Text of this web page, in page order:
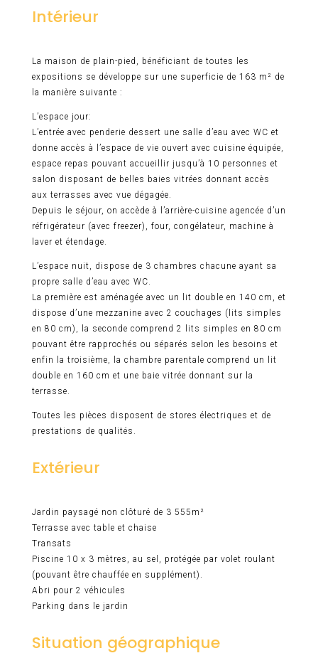
Intérieur
La maison de plain-pied, bénéficiant de toutes les
expositions se développe sur une superficie de 163 m² de
la manière suivante :
L’espace jour:
L’entrée avec penderie dessert une salle d’eau avec WC et
donne accès à l’espace de vie ouvert avec cuisine équipée,
espace repas pouvant accueillir jusqu’à 10 personnes et
salon disposant de belles baies vitrées donnant accès
aux terrasses avec vue dégagée.
Depuis le séjour, on accède à l’arrière-cuisine agencée d’un
réfrigérateur (avec freezer), four, congélateur, machine à
laver et étendage.
L’espace nuit, dispose de 3 chambres chacune ayant sa
propre salle d’eau avec WC.
La première est aménagée avec un lit double en 140 cm, et
dispose d’une mezzanine avec 2 couchages (lits simples
en 80 cm), la seconde comprend 2 lits simples en 80 cm
pouvant être rapprochés ou séparés selon les besoins et
enfin la troisième, la chambre parentale comprend un lit
double en 160 cm et une baie vitrée donnant sur la
terrasse.
Toutes les pièces disposent de stores électriques et de
prestations de qualités.
Extérieur
Jardin paysagé non clôturé de 3 555m²
Terrasse avec table et chaise
Transats
Piscine 10 x 3 mètres, au sel, protégée par volet roulant
(pouvant être chauffée en supplément).
Abri pour 2 véhicules
Parking dans le jardin
Situation géographique